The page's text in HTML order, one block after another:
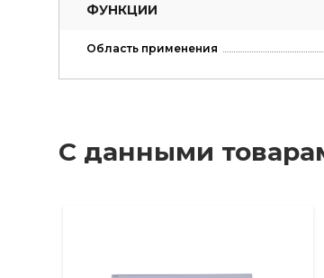
ФУНКЦИИ
Область применения
С данными